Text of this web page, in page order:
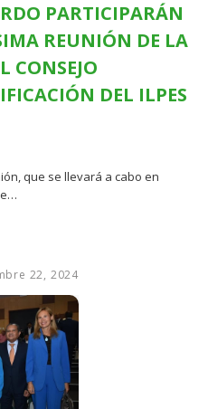
PARTICIPARÁN
REUNIÓN DE LA
CONSEJO
DEL ILPES
que se llevará a cabo en
22, 2024